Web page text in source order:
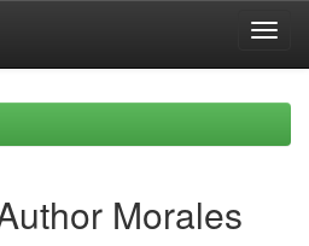
Morales